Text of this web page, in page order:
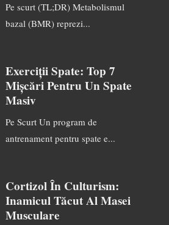
Pe scurt (TL;DR) Metabolismul
bazal (BMR) reprezi...
Exerciții Spate: Top 7
Mișcări Pentru Un Spate
Masiv
Pe Scurt Un program de
antrenament pentru spate e...
Cortizol În Culturism:
Inamicul Tăcut Al Masei
Musculare